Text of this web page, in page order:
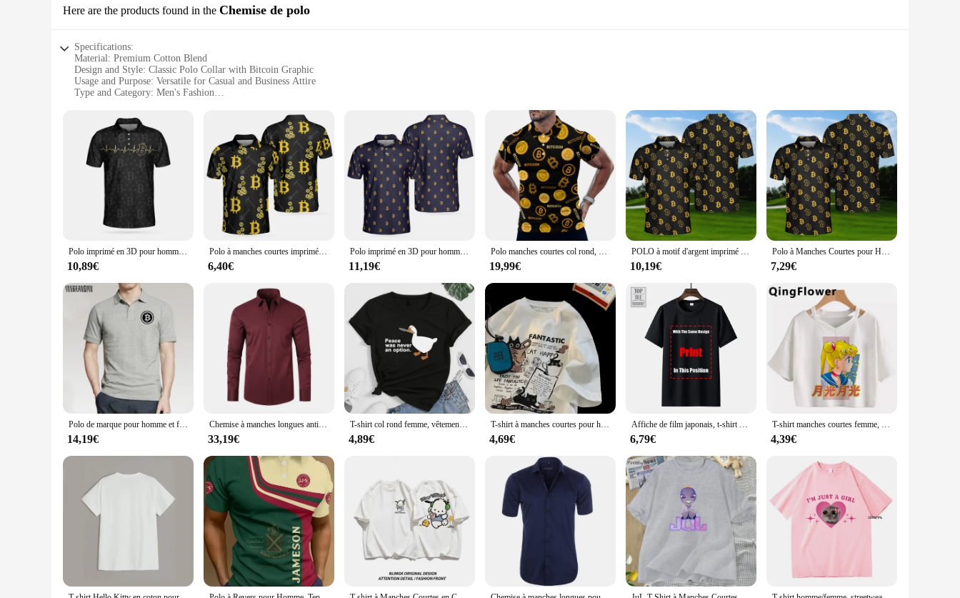
Here are the products found in the Chemise de polo
Specifications:
Material: Premium Cotton Blend
Design and Style: Classic Polo Collar with Bitcoin Graphic
Usage and Purpose: Versatile for Casual and Business Attire
Type and Category: Men's Fashion
Parts and Accessories: Available in Sets for Complete Look
Features:
**Elevate Your Wardrobe with the Chemise Bitcoin Polo Shirt**
The Chemise Bitcoin Polo Shirt is a unique addition to any man's collection, combining the classic polo style with a modern twist. Crafted from a premium cotton blend, this shirt offers a comfortable
fit that is both durable and breathable, ensuring you stay cool and stylish throughout the day. The polo collar adds a touch of sophistication, while the eye-catching Bitcoin graphic makes a bold
statement, reflecting your individuality and affinity for the digital currency.
**Versatile and Trendy for Every Occasion**
Whether you're heading to a business meeting or enjoying a casual outing, the Chemise Bitcoin Polo Shirt is versatile enough to adapt to any scenario. Its design is subtle yet striking, making it an
excellent conversation starter. The shirt's sets, available for purchase, provide a complete look that is both fashionable and functional. The vibrant colors and intricate graphics ensure that this shirt
stands out in any crowd, making it a must-have for those who appreciate the blend of style and technology.
**For Wholesale and Vendor Opportunities**
For retailers and vendors looking to offer a unique product to their customers, the Chemise Bitcoin Polo Shirt is an excellent choice. With its wholesale availability, you can provide your clients with a
high-quality, trendy piece that resonates with the digital age. The shirt's design and style are not only appealing to Bitcoin enthusiasts but also to those who appreciate fashion with a modern twist.
Embrace the future of fashion with this stylish and functional chemise bitcoin polo shirt, and watch as it becomes a staple in your inventory.
Polo imprimé en 3D pour homme, motif cryptomonnaie, t-shirt graphique, mode estivale, argent mystère, boutique, revers décontracté, Y-Bitcoin
10,89€
Polo à manches courtes imprimé 3D Bitcoin pour hommes, t-shirts de golf, t-shirt à boutons, vêtements de luxe, haute qualité, mode
6,40€
Polo imprimé en 3D pour homme, motif cryptomonnaie, t-shirt graphique, mode estivale, argent mystère, boutique, revers décontracté, Y-Bitcoin
11,19€
Polo manches courtes col rond, décontracté, élégant, surdimensionné, avec Logo Bitcoin imprimé
19,99€
POLO à motif d'argent imprimé en 3D Bitcoin pour hommes, chemise décontractée, t-shirt de boutique graphique, revers d'argent mystère, mode estivale
10,19€
Polo à Manches Courtes pour Homme, Motif de Nombreux Bitcoin, Impression 3D, Revers d'Affaires, T-Shirt à Motif de Crâne, Y-B
7,29€
Polo de marque pour homme et femme, vêtements unisexe, haute qualité, avec Logo, pièce de monnaie
14,19€
Chemise à manches longues anti-déformables pour hommes, chemises provoqué pour hommes, coupe couvertes Camisa, chemisier d'affaires sociales, chemise de bureau blanche, S-4XL
33,19€
T-shirt col rond femme, vêtement vintage, doux et respirant, avec impression humoristique Kawaii, la paix n'a jamais été une option
4,89€
T-shirt à manches courtes pour hommes et femmes, pull surdimensionné, version coréenne, dessin animé, groupe de chats, imprimé, décontracté, couples, nouveau
4,69€
Affiche de film japonais, t-shirt de l'armée de Darhouse, Bruce Campbell Evil Frequency
6,79€
T-shirt manches courtes femme, humoristique et à la mode, Harajuku, kawaii, Ulzzang
4,39€